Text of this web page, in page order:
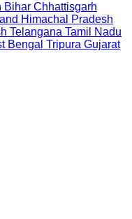
Bihar Chhattisgarh
Himachal Pradesh
Telangana Tamil Nadu
Bengal Tripura Gujarat